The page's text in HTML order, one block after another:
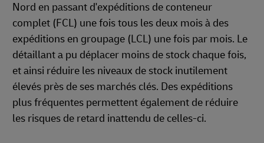
Nord en passant d'expéditions de conteneur
complet (FCL) une fois tous les deux mois à des
expéditions en groupage (LCL) une fois par mois. Le
détaillant a pu déplacer moins de stock chaque fois,
et ainsi réduire les niveaux de stock inutilement
élevés près de ses marchés clés. Des expéditions
plus fréquentes permettent également de réduire
les risques de retard inattendu de celles-ci.